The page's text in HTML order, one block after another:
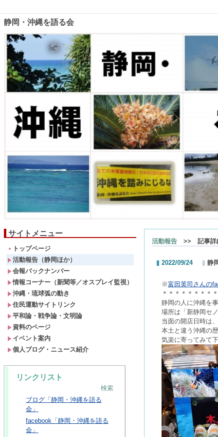
静岡・沖縄を語る会
サイトメニュー
トップページ
活動報告（静岡ほか）
会報バックナンバー
情報コーナー（新聞等／オスプレイ監視）
沖縄・琉球弧の動き
住民運動サイトリンク
平和論・戦争論・文明論
資料のページ
イベント案内
個人ブログ・ニュース紹介
リンクリスト
検索
ブログ「静岡・沖縄を語る
会」
facebook「静岡・沖縄を語る
会」
活動報告 >> 記事詳
2022/09/24 静
※富田英司さんの
＊＊＊＊＊＊＊＊
静岡の人に沖縄を
場所は「新静岡セ
当面の開店日時は
本土と違う沖縄の
気楽に寄ってみて